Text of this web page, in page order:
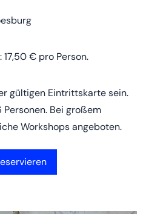
17,50 € pro Person.
gültigen Eintrittskarte sein.
Bei großem
Workshops angeboten.